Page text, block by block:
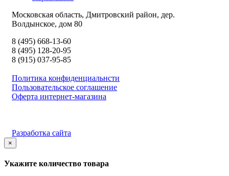
Московская область, Дмитровский район, дер.
Волдынское, дом 80
8 (495) 668-13-60
8 (495) 128-20-95
8 (915) 037-95-85
Политика конфиденциальнсти
Пользовательское соглашение
Оферта интернет-магазина
Разработка сайта
×
Укажите количество товара